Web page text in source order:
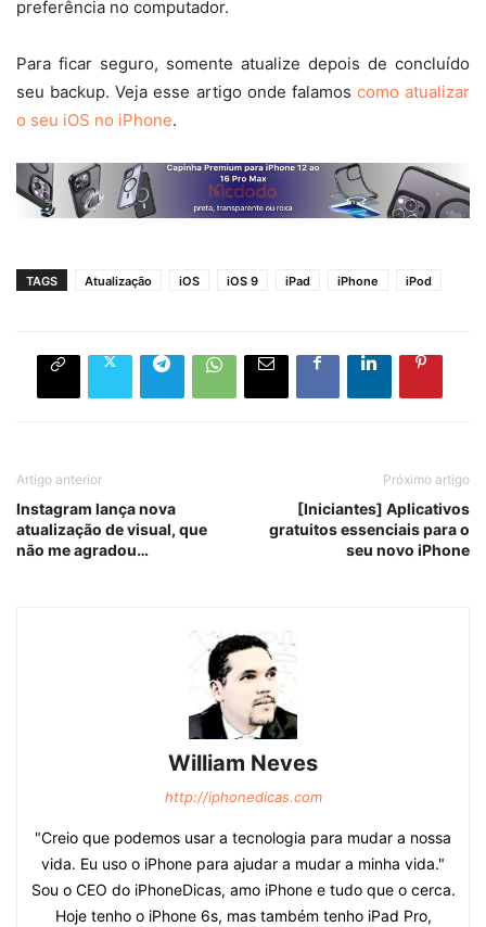
preferência no computador.
Para ficar seguro, somente atualize depois de concluído
seu backup. Veja esse artigo onde falamos como atualizar
o seu iOS no iPhone.
TAGS Atualização iOS iOS 9 iPad iPhone iPod
Artigo anterior
Instagram lança nova
atualização de visual, que
não me agradou…
Próximo artigo
[Iniciantes] Aplicativos
gratuitos essenciais para o
seu novo iPhone
William Neves
http://iphonedicas.com
"Creio que podemos usar a tecnologia para mudar a nossa
vida. Eu uso o iPhone para ajudar a mudar a minha vida."
Sou o CEO do iPhoneDicas, amo iPhone e tudo que o cerca.
Hoje tenho o iPhone 6s, mas também tenho iPad Pro,